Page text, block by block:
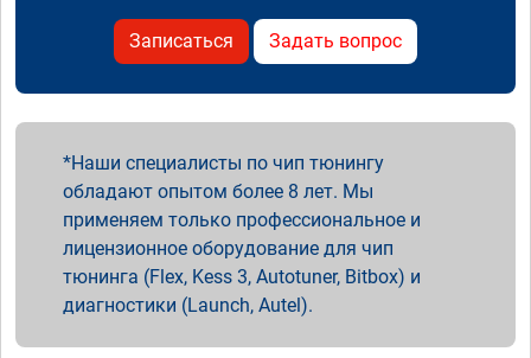
Записаться Задать вопрос
Наши специалисты по чип тюнингу
обладают опытом более 8 лет. Мы
применяем только профессиональное и
лицензионное оборудование для чип
тюнинга (Flex, Kess 3, Autotuner, Bitbox) и
диагностики (Launch, Autel).